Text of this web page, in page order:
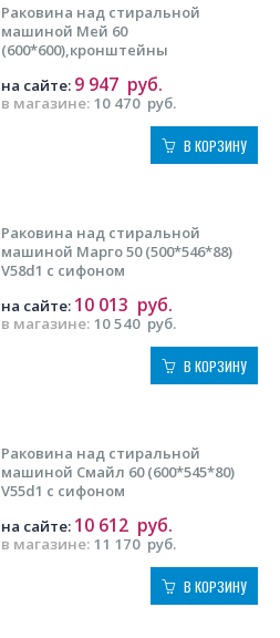
Раковина над стиральной
машиной Мей 60
(600*600),кронштейны
в магазине: 10 470 руб.
на сайте: 9 947 руб.
В КОРЗИНУ
Раковина над стиральной
машиной Марго 50 (500*546*88)
V58d1 с сифоном
в магазине: 10 540 руб.
на сайте: 10 013 руб.
В КОРЗИНУ
Раковина над стиральной
машиной Смайл 60 (600*545*80)
V55d1 с сифоном
в магазине: 11 170 руб.
на сайте: 10 612 руб.
В КОРЗИНУ